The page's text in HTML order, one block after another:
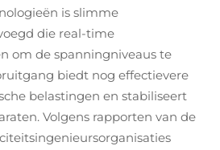
is slimme
die real-time
om de spanningniveaus te
biedt nog effectievere
belastingen en stabiliseert
Volgens rapporten van de